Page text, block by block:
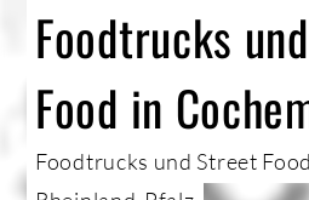
Foodtrucks
Food in
Foodtrucks und Street